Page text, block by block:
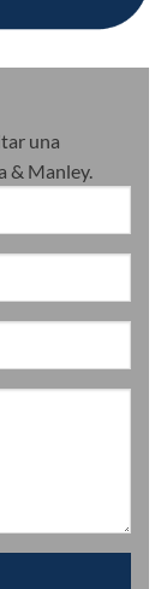
una
& Manley.